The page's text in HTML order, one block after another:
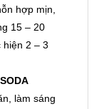
hợp mịn,
15 – 20
2 – 3
làm sáng